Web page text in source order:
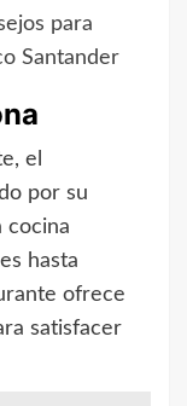
para
Santander
el
por su
cocina
hasta
ofrece
satisfacer